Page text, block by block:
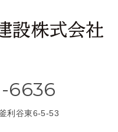
6636
利谷東6-5-53